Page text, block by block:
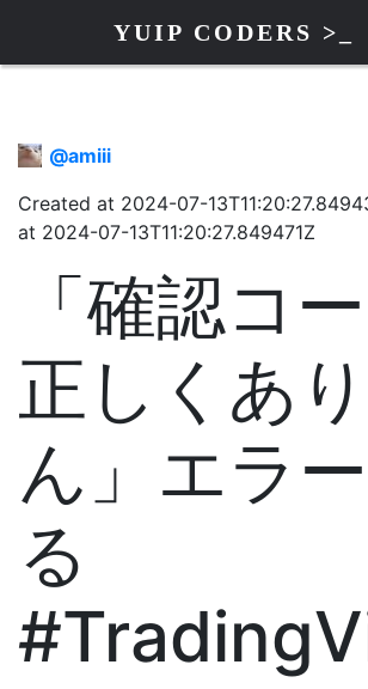
YUIP CODERS >_
@amiii
Created at 2024-07-
at 2024-07-13T11:20:27.849471Z
「確認コ
正しくあ
ん」エラ
る